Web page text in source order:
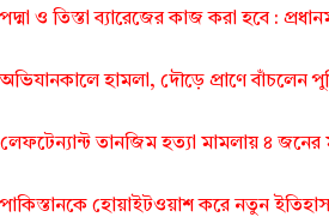
পদ্মা ও তিস্তা ব্যারেজের কাজ করা হবে :
অভিযানকালে হামলা, দৌড়ে প্রাণে বাঁচলেন
লেফটেন্যান্ট তানজিম হত্যা মামলায় ৪ জনের
পাকিস্তানকে হোয়াইটওয়াশ করে নতুন ইতিহাস